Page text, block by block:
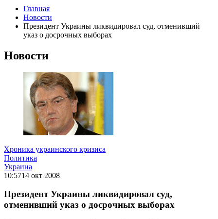
Главная
Новости
Президент Украины ликвидировал суд, отменивший
указ о досрочных выборах
Новости
Хроника украинского кризиса
Политика
Украина
10:5714 окт 2008
Президент Украины ликвидировал суд,
отменивший указ о досрочных выборах